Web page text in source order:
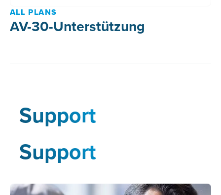
ALL PLANS
AV-30-Unterstützung
Support
Support